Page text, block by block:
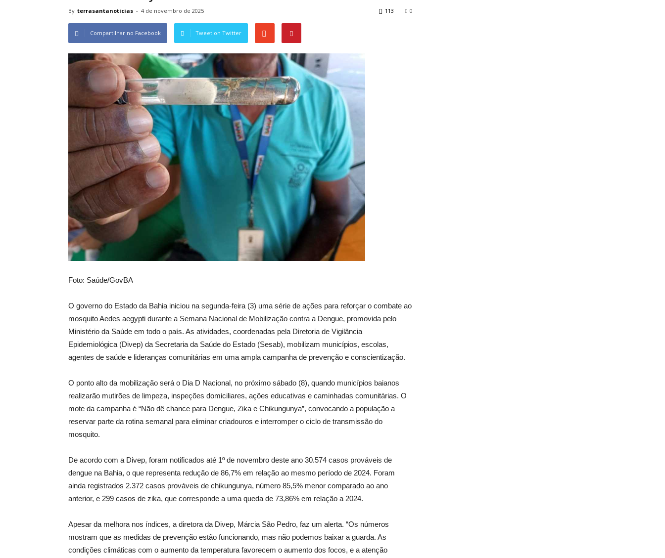
By terrasantanoticias - 4 de novembro de 2025 0
113
Compartilhar no Facebook Tweet on Twitter
Foto: Saúde/GovBA
O governo do Estado da Bahia iniciou na segunda-feira (3) uma série de ações para reforçar o combate ao
mosquito Aedes aegypti durante a Semana Nacional de Mobilização contra a Dengue, promovida pelo
Ministério da Saúde em todo o país. As atividades, coordenadas pela Diretoria de Vigilância
Epidemiológica (Divep) da Secretaria da Saúde do Estado (Sesab), mobilizam municípios, escolas,
agentes de saúde e lideranças comunitárias em uma ampla campanha de prevenção e conscientização.
O ponto alto da mobilização será o Dia D Nacional, no próximo sábado (8), quando municípios baianos
realizarão mutirões de limpeza, inspeções domiciliares, ações educativas e caminhadas comunitárias. O
mote da campanha é “Não dê chance para Dengue, Zika e Chikungunya”, convocando a população a
reservar parte da rotina semanal para eliminar criadouros e interromper o ciclo de transmissão do
mosquito.
De acordo com a Divep, foram notificados até 1º de novembro deste ano 30.574 casos prováveis de
dengue na Bahia, o que representa redução de 86,7% em relação ao mesmo período de 2024. Foram
ainda registrados 2.372 casos prováveis de chikungunya, número 85,5% menor comparado ao ano
anterior, e 299 casos de zika, que corresponde a uma queda de 73,86% em relação a 2024.
Apesar da melhora nos índices, a diretora da Divep, Márcia São Pedro, faz um alerta. “Os números
mostram que as medidas de prevenção estão funcionando, mas não podemos baixar a guarda. As
condições climáticas com o aumento da temperatura favorecem o aumento dos focos, e a atenção